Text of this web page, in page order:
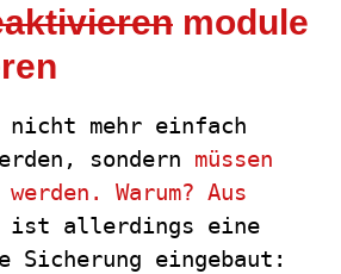
module
nicht mehr einfach
sondern müssen
Warum? Aus
ist allerdings eine
Sicherung eingebaut: